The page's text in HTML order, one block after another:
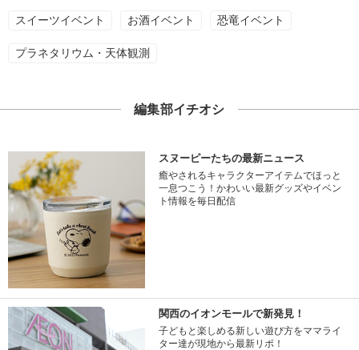
スイーツイベント お酒イベント 恐竜イベント
プラネタリウム・天体観測
編集部イチオシ
スヌーピーたちの最新ニュース
癒やされるキャラクターアイテムでほっと
一息つこう！かわいい最新グッズやイベン
ト情報を毎日配信
関西のイオンモールで新発見！
子どもと楽しめる新しい遊び方をママライ
ター達が現地から最新リポ！